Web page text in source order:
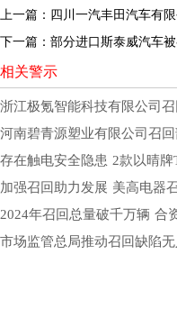
上一篇： 四川一汽丰田汽车有
下一篇： 部分进口斯泰威汽车
相关警示
浙江极氪智能科技有限公司
河南碧青源塑业有限公司召
存在触电安全隐患 2款以晴
加强召回助力发展 美高电器
2024年召回总量破千万辆 合
市场监管总局推动召回缺陷